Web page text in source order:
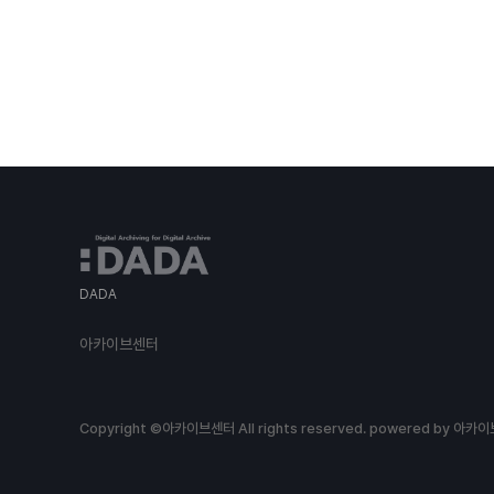
DADA
아카이브센터
Copyright ©아카이브센터 All rights reserved. powered by 아카이